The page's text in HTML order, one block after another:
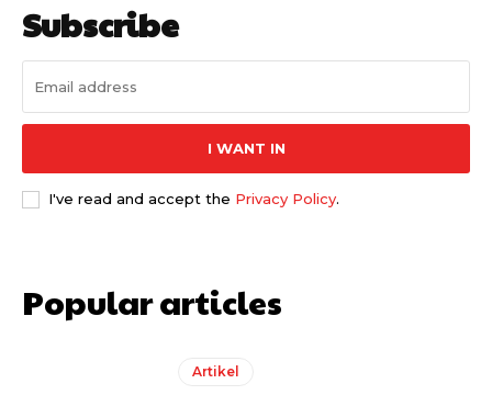
Subscribe
I WANT IN
I've read and accept the Privacy Policy.
Popular articles
Artikel